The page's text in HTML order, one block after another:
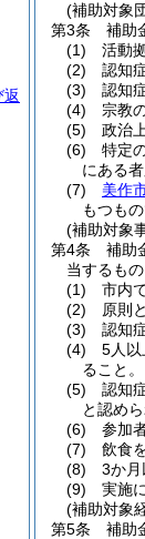
(補助対象
第3条
補助
(1)
活動
(2)
認知
(3)
認知
(4)
宗教
(5)
政治
(6)
特定
にある
(7)
美作
もつも
(補助対象
第4条
補助
当するもの
(1)
市内
(2)
原則
(3)
認知
(4)
5人以
ること。
(5)
認知
と認め
(6)
参加
(7)
飲食
(8)
3か月
(9)
実施
(補助対象
第5条
補助